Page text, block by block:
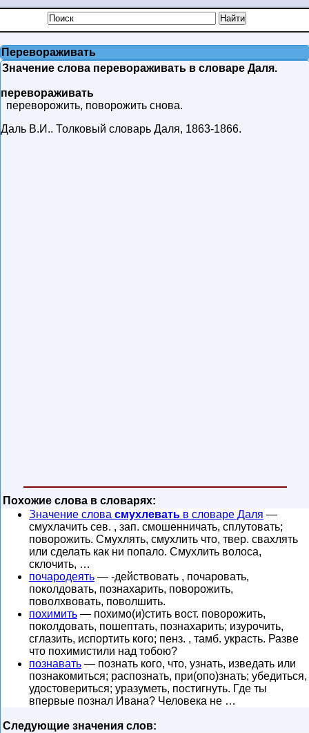
Перевораживать
Значение слова перевораживать в словаре Даля.
перевораживать
переворожить, поворожить снова.
Даль В.И.. Толковый словарь Даля, 1863-1866.
Похожие слова в словарях:
Значение слова смухлевать в словаре Даля —
смухлачить сев. , зап. смошенничать, сплутовать;
поворожить. Смухлять, смухлить что, твер. свахлять
или сделать как ни попало. Смухлить волоса,
склочить, …
почародеять — -действовать , почаровать,
поколдовать, познахарить, поворожить,
поволхвовать, поволшить.
похимить — похимо(и)стить вост. поворожить,
поколдовать, пошептать, познахарить; изурочить,
сглазить, испортить кого; пенз. , тамб. украсть. Разве
что похимистили над тобою?
познавать — познать кого, что, узнать, изведать или
познакомиться; распознать, при(опо)знать; убедиться,
удостовериться; уразуметь, постигнуть. Где ты
впервые познал Ивана? Человека не …
Следующие значения слов: